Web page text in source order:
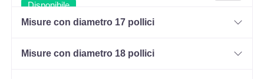
Disponibile
205/50 R16 87W
Misure con diametro 17 pollici
Misure con diametro 18 pollici